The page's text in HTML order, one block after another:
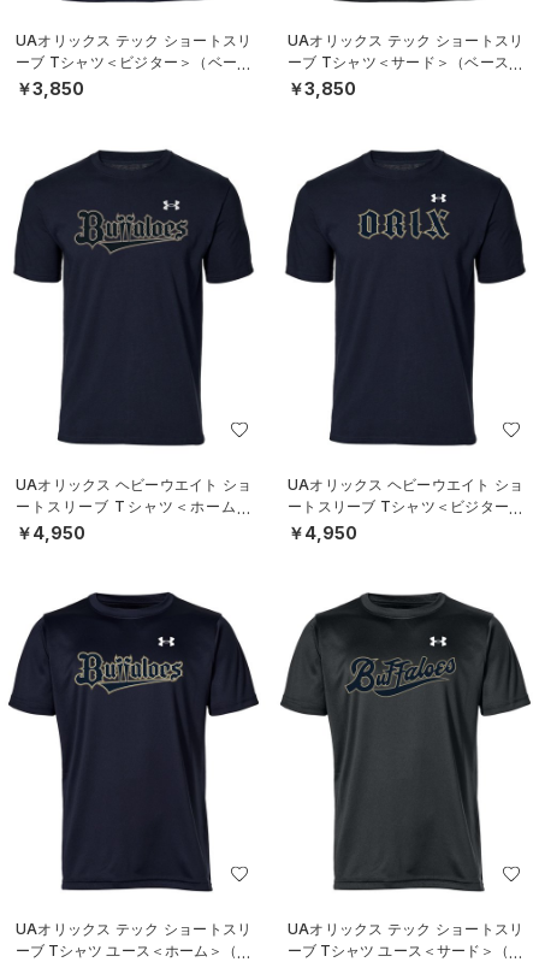
UAオリックス テック ショートスリ
ーブ Tシャツ＜ビジター＞（ベース
ボール/UNISEX）
￥3,850
UAオリックス テック ショートスリ
ーブ Tシャツ＜サード＞（ベースボ
ール/UNISEX）
￥3,850
UAオリックス ヘビーウエイト ショ
ートスリーブ Tシャツ＜ホーム＞
（ベースボール/UNISEX）
￥4,950
UAオリックス ヘビーウエイト ショ
ートスリーブ Tシャツ＜ビジター＞
（ベースボール/UNISEX）
￥4,950
UAオリックス テック ショートスリ
ーブ Tシャツ ユース＜ホーム＞（ベ
UAオリックス テック ショートスリ
ーブ Tシャツ ユース＜サード＞（ベ